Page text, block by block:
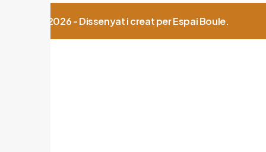
© 2026 - Dissenyat i creat per Espai Boule.